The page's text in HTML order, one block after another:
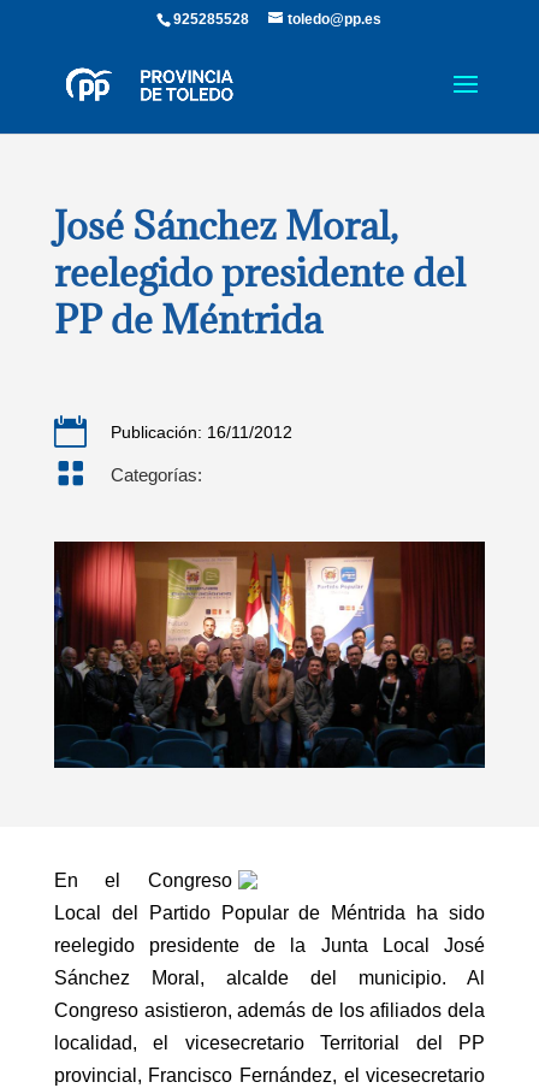
925285528 toledo@pp.es
José Sánchez Moral,
reelegido presidente del
PP de Méntrida
 Publicación: 16/11/2012
 Categorías:
En el Congreso
Local del Partido Popular de Méntrida ha sido
reelegido presidente de la Junta Local José
Sánchez Moral, alcalde del municipio. Al
Congreso asistieron, además de los afiliados dela
localidad, el vicesecretario Territorial del PP
provincial, Francisco Fernández, el vicesecretario